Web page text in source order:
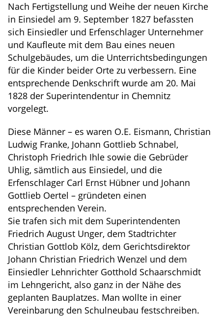
Nach Fertigstellung und Weihe der neuen Kirche
in Einsiedel am 9. September 1827 befassten
sich Einsiedler und Erfenschlager Unternehmer
und Kaufleute mit dem Bau eines neuen
Schulgebäudes, um die Unterrichtsbedingungen
für die Kinder beider Orte zu verbessern. Eine
entsprechende Denkschrift wurde am 20. Mai
1828 der Superintendentur in Chemnitz
vorgelegt.
Diese Männer – es waren O.E. Eismann, Christian
Ludwig Franke, Johann Gottlieb Schnabel,
Christoph Friedrich Ihle sowie die Gebrüder
Uhlig, sämtlich aus Einsiedel, und die
Erfenschlager Carl Ernst Hübner und Johann
Gottlieb Oertel – gründeten einen
entsprechenden Verein.
Sie trafen sich mit dem Superintendenten
Friedrich August Unger, dem Stadtrichter
Christian Gottlob Kölz, dem Gerichtsdirektor
Johann Christian Friedrich Wenzel und dem
Einsiedler Lehnrichter Gotthold Schaarschmidt
im Lehngericht, also ganz in der Nähe des
geplanten Bauplatzes. Man wollte in einer
Vereinbarung den Schulneubau festschreiben.